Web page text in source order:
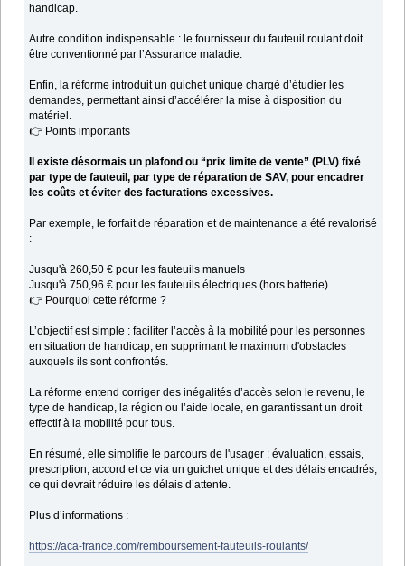
handicap.
Autre condition indispensable : le fournisseur du fauteuil roulant doit
être conventionné par l’Assurance maladie.
Enfin, la réforme introduit un guichet unique chargé d’étudier les
demandes, permettant ainsi d’accélérer la mise à disposition du
matériel.
👉 Points importants
Il existe désormais un plafond ou “prix limite de vente” (PLV) fixé
par type de fauteuil, par type de réparation de SAV, pour encadrer
les coûts et éviter des facturations excessives.
Par exemple, le forfait de réparation et de maintenance a été revalorisé
:
Jusqu'à 260,50 € pour les fauteuils manuels
Jusqu'à 750,96 € pour les fauteuils électriques (hors batterie)
👉 Pourquoi cette réforme ?
L’objectif est simple : faciliter l’accès à la mobilité pour les personnes
en situation de handicap, en supprimant le maximum d'obstacles
auxquels ils sont confrontés.
La réforme entend corriger des inégalités d’accès selon le revenu, le
type de handicap, la région ou l’aide locale, en garantissant un droit
effectif à la mobilité pour tous.
En résumé, elle simplifie le parcours de l'usager : évaluation, essais,
prescription, accord et ce via un guichet unique et des délais encadrés,
ce qui devrait réduire les délais d’attente.
Plus d’informations :
https://aca-france.com/remboursement-fauteuils-roulants/